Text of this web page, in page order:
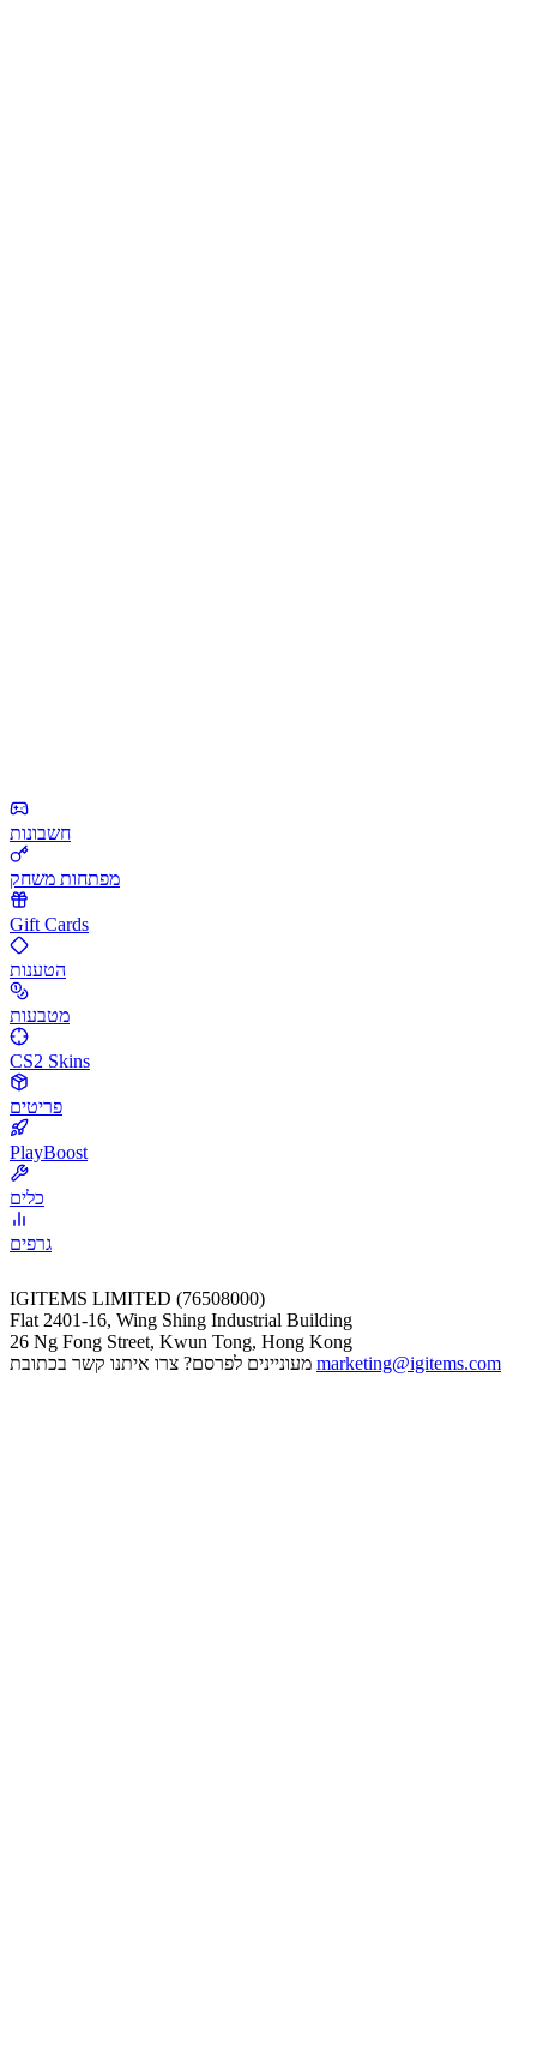
חשבונות
מפתחות משחק
Gift Cards
הטענות
מטבעות
CS2 Skins
פריטים
PlayBoost
כלים
גרפים
IGITEMS LIMITED (76508000)
Flat 2401-16, Wing Shing Industrial Building
26 Ng Fong Street, Kwun Tong, Hong Kong
marketing@igitems.com